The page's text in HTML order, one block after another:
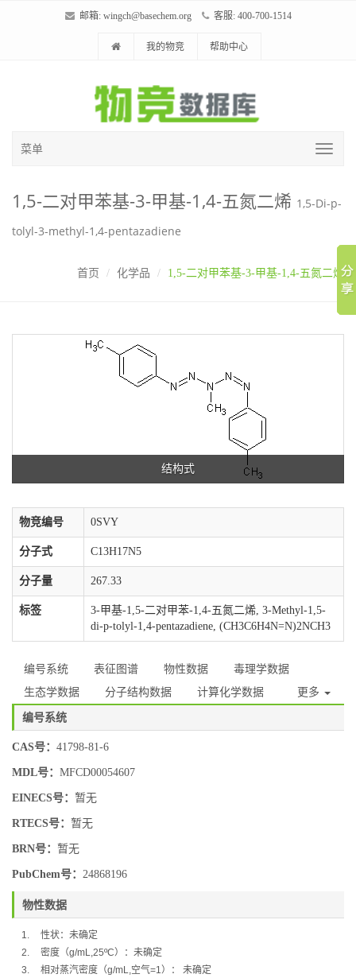
邮箱: wingch@basechem.org 客服: 400-700-1514
我的物竞 帮助中心
菜单
1,5-二对甲苯基-3-甲基-1,4-五氮二烯 1,5-Di-p-
tolyl-3-methyl-1,4-pentazadiene
首页 化学品 1,5-二对甲苯基-3-甲基-1,4-五氮二烯
结构式
物竞编号 0SVY
分子式 C13H17N5
分子量 267.33
标签
3-甲基-1,5-二对甲苯-1,4-五氮二烯, 3-Methyl-1,5-
di-p-tolyl-1,4-pentazadiene, (CH3C6H4N=N)2NCH3
编号系统 表征图谱 物性数据
毒理学数据
生态学数据
分子结构数据 计算化学数据 更多
编号系统
CAS号： 41798-81-6
MDL号： MFCD00054607
EINECS号： 暂无
RTECS号： 暂无
BRN号： 暂无
PubChem号： 24868196
物性数据
1.
性状：未确定
2.
密度（g/mL,25ºC）： 未确定
3.
相对蒸汽密度（g/mL,空气=1）：
未确定